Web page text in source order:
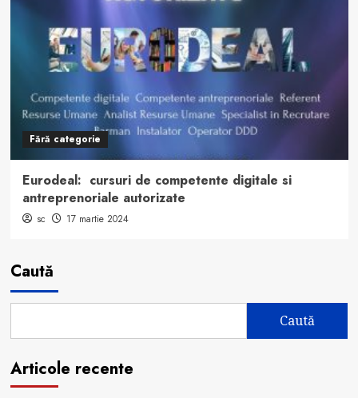
Fără categorie
Eurodeal: cursuri de competente digitale si
antreprenoriale autorizate
sc 17 martie 2024
Caută
Caută
Articole recente